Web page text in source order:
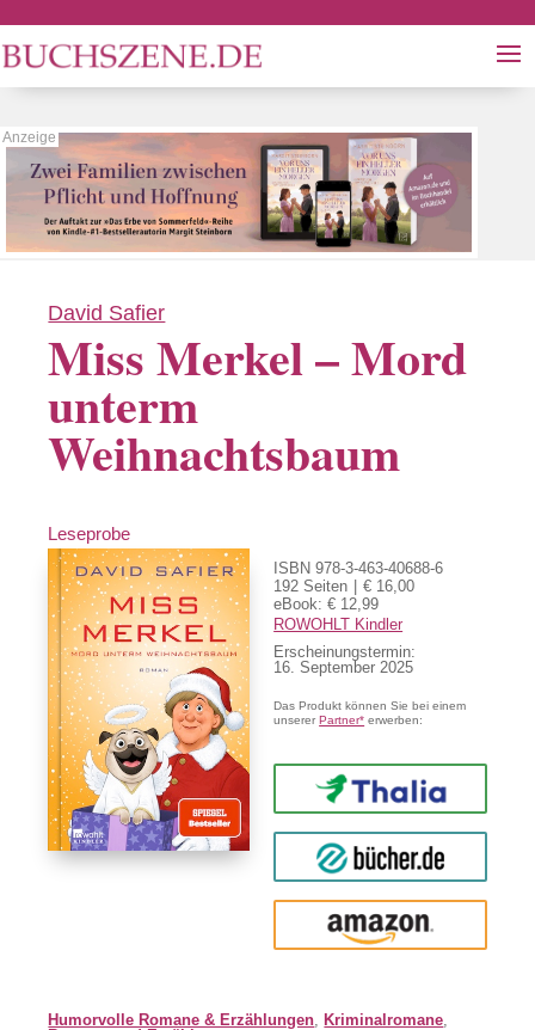
David Safier
Miss Merkel – Mord
unterm
Weihnachtsbaum
Leseprobe
ISBN 978-3-463-40688-6
192 Seiten
€ 16,00
eBook: € 12,99
ROWOHLT Kindler
Erscheinungstermin:
16. September 2025
Das Produkt können Sie bei einem
unsererPartner* erwerben:
Thalia
buecher.de
Amazon
Humorvolle Romane & Erzählungen, Kriminalromane,